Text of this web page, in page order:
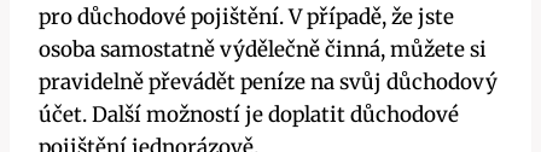
pro důchodové pojištění. V případě, že jste
osoba samostatně výdělečně činná, můžete si
pravidelně převádět peníze na svůj důchodový
účet. Další možností je doplatit důchodové